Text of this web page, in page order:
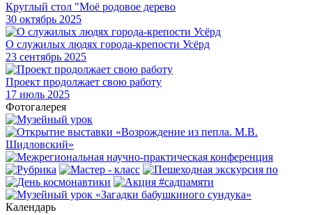
Круглый стол "Моё родовое дерево
30 октябрь 2025
О служилых людях города-крепости Усёрд
23 сентябрь 2025
Проект продолжает свою работу
17 июль 2025
Фотогалерея
Календарь